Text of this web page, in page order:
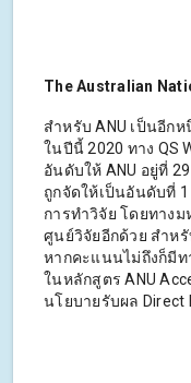
The Australian
สำหรับ ANU เป็นอีกห
ในปีนี้ 2020 ทาง QS
อันดับให้ ANU อยู่ที่
ถูกจัดให้เป็นอันดับที่
การทำวิจัย โดยทาง
ศูนย์วิจัยอีกด้วย สำหรั
หากคะแนนไม่ถึงก็มีท
ในหลักสูตร ANU
นโยบายรับผล